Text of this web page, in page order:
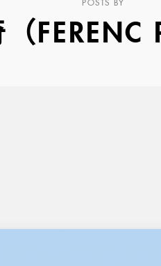
POSTS BY
FERENC